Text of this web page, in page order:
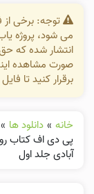
توجه: برخی از
می شود، پروژه
انتشار شده که
صورت مشاهده
برقرار کنید تا
خانه » دانلود ها »
پی دی اف کتاب
آبادی جلد اول